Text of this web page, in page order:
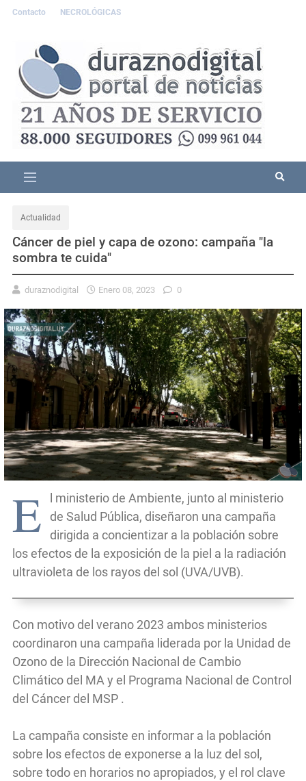
Contacto NECROLÓGICAS
Actualidad
Cáncer de piel y capa de ozono: campaña "la
sombra te cuida"
duraznodigital Enero 08, 2023 0
E
l ministerio de Ambiente, junto al ministerio
de Salud Pública, diseñaron una campaña
dirigida a concientizar a la población sobre
los efectos de la exposición de la piel a la radiación
ultravioleta de los rayos del sol (UVA/UVB).
Con motivo del verano 2023 ambos ministerios
coordinaron una campaña liderada por la Unidad de
Ozono de la Dirección Nacional de Cambio
Climático del MA y el Programa Nacional de Control
del Cáncer del MSP .
La campaña consiste en informar a la población
sobre los efectos de exponerse a la luz del sol,
sobre todo en horarios no apropiados, y el rol clave